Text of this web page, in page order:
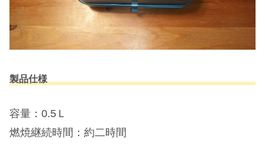
製品仕様
容量：0.5Ｌ
燃焼継続時間：約二時間